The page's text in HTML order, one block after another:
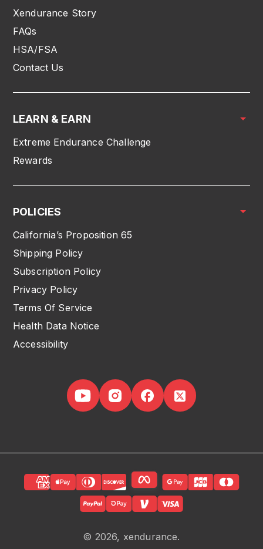
Xendurance Story
FAQs
HSA/FSA
Contact Us
LEARN & EARN
Extreme Endurance Challenge
Rewards
POLICIES
California’s Proposition 65
Shipping Policy
Subscription Policy
Privacy Policy
Terms Of Service
Health Data Notice
Accessibility
© 2026, xendurance.